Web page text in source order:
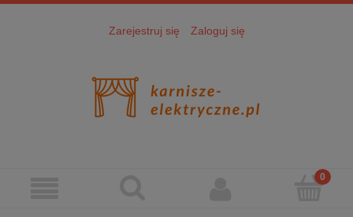
Zarejestruj się Zaloguj się